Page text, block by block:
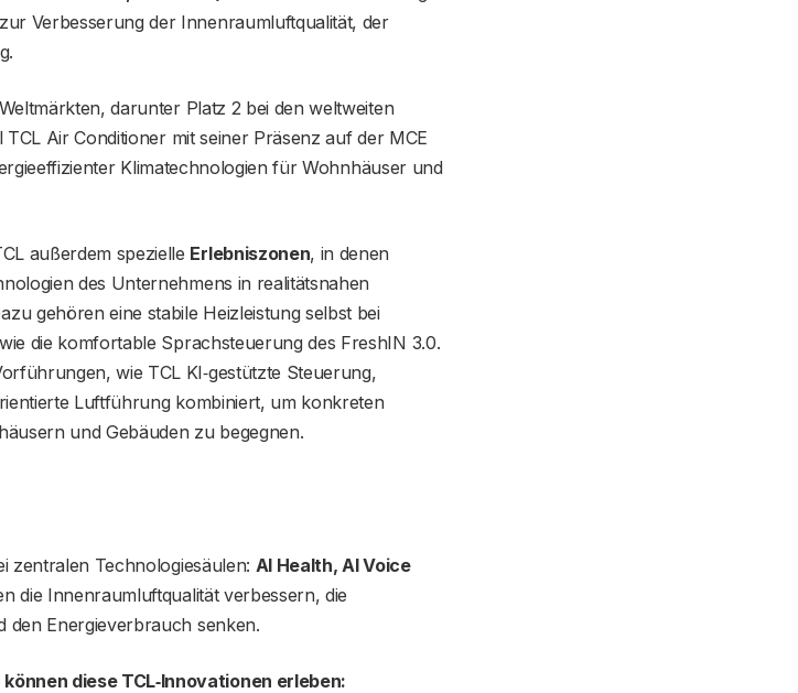
Verbesserung der Innenraumluftqualität, der
darunter Platz 2 bei den weltweiten
TCL Air Conditioner mit seiner Präsenz auf der MCE
Klimatechnologien für Wohnhäuser und
außerdem spezielle Erlebniszonen, in denen
des Unternehmens in realitätsnahen
gehören eine stabile Heizleistung selbst bei
die komfortable Sprachsteuerung des FreshIN 3.0.
wie TCL KI‑gestützte Steuerung,
Luftführung kombiniert, um konkreten
und Gebäuden zu begegnen.
zentralen Technologiesäulen: AI Health, AI Voice
die Innenraumluftqualität verbessern, die
den Energieverbrauch senken.
diese TCL‑Innovationen erleben: